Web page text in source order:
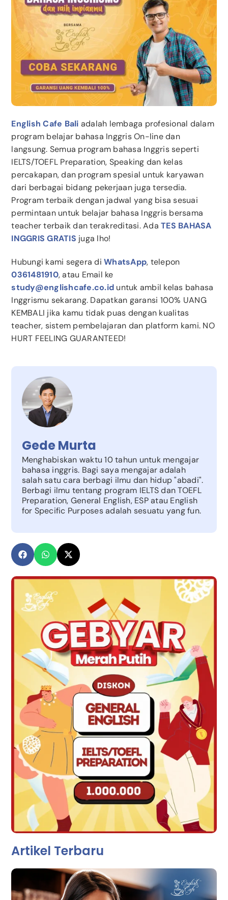
English Cafe Bali adalah lembaga profesional dalam
program belajar bahasa Inggris On-line dan
langsung. Semua program bahasa Inggris seperti
IELTS/TOEFL Preparation, Speaking dan kelas
percakapan, dan program spesial untuk karyawan
dari berbagai bidang pekerjaan juga tersedia.
Program terbaik dengan jadwal yang bisa sesuai
permintaan untuk belajar bahasa Inggris bersama
teacher terbaik dan terakreditasi. Ada TES BAHASA
INGGRIS GRATIS juga lho!
Hubungi kami segera diWhatsApp, telepon
0361481910, atau Email ke
study@englishcafe.co.id untuk ambil kelas bahasa
Inggrismu sekarang. Dapatkan garansi 100% UANG
KEMBALI jika kamu tidak puas dengan kualitas
teacher, sistem pembelajaran dan platform kami. NO
HURT FEELING GUARANTEED!
Gede Murta
Menghabiskan waktu 10 tahun untuk mengajar
bahasa inggris. Bagi saya mengajar adalah
salah satu cara berbagi ilmu dan hidup "abadi".
Berbagi ilmu tentang program IELTS dan TOEFL
Preparation, General English, ESP atau English
for Specific Purposes adalah sesuatu yang fun.
Artikel Terbaru